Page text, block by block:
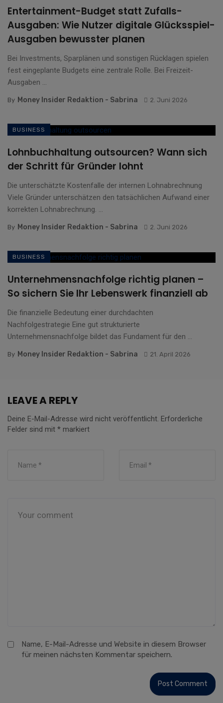
Entertainment-Budget statt Zufalls-
Ausgaben: Wie Nutzer digitale Glücksspiel-
Ausgaben bewusster planen
Bei Investments, Sparplänen und sonstigen Rücklagen spielen
fest eingeplante Budgets eine zentrale Rolle. Bei Freizeit-
Ausgaben ...
By Money Insider Redaktion - Sabrina 2. Juni 2026
BUSINESS
Lohnbuchhaltung outsourcen? Wann sich
der Schritt für Gründer lohnt
Die unterschätzte Kostenfalle der internen Lohnabrechnung
Viele Gründer unterschätzen den tatsächlichen Aufwand einer
korrekten Lohnabrechnung. ...
By Money Insider Redaktion - Sabrina 2. Juni 2026
BUSINESS
Unternehmensnachfolge richtig planen –
So sichern Sie Ihr Lebenswerk finanziell ab
Die finanzielle Bedeutung einer durchdachten
Nachfolgestrategie Eine gut strukturierte
Unternehmensnachfolge bildet das Fundament für den ...
By Money Insider Redaktion - Sabrina 21. April 2026
LEAVE A REPLY
Deine E-Mail-Adresse wird nicht veröffentlicht. Erforderliche
Felder sind mit * markiert
Name, E-Mail-Adresse und Website in diesem Browser
für meinen nächsten Kommentar speichern.